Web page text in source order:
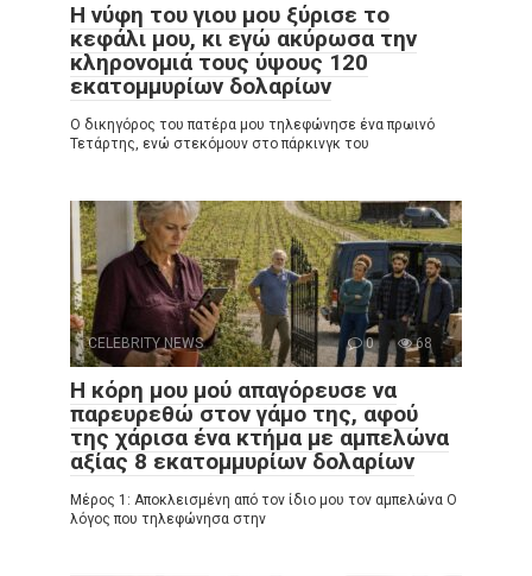
Η νύφη του γιου μου ξύρισε το
κεφάλι μου, κι εγώ ακύρωσα την
κληρονομιά τους ύψους 120
εκατομμυρίων δολαρίων
Ο δικηγόρος του πατέρα μου τηλεφώνησε ένα πρωινό
Τετάρτης, ενώ στεκόμουν στο πάρκινγκ του
CELEBRITY NEWS 0 68
Η κόρη μου μού απαγόρευσε να
παρευρεθώ στον γάμο της, αφού
της χάρισα ένα κτήμα με αμπελώνα
αξίας 8 εκατομμυρίων δολαρίων
Μέρος 1: Αποκλεισμένη από τον ίδιο μου τον αμπελώνα Ο
λόγος που τηλεφώνησα στην